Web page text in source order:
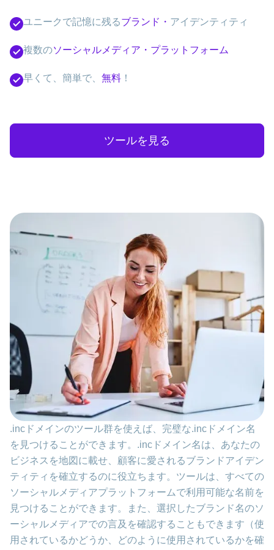
ユニークで記憶に残るブランド・ アイデンティティ
複数のソーシャルメディア・プラットフォーム
早くて、簡単で、 無料 ！
ツールを見る
.incドメインのツール群を使えば、完璧な.incドメイン名
を見つけることができます。.incドメイン名は、あなたの
ビジネスを地図に載せ、顧客に愛されるブランドアイデン
ティティを確立するのに役立ちます。ツールは、すべての
ソーシャルメディアプラットフォームで利用可能な名前を
見つけることができます。また、選択したブランド名のソ
ーシャルメディアでの言及を確認することもできます（使
用されているかどうか、どのように使用されているかを確